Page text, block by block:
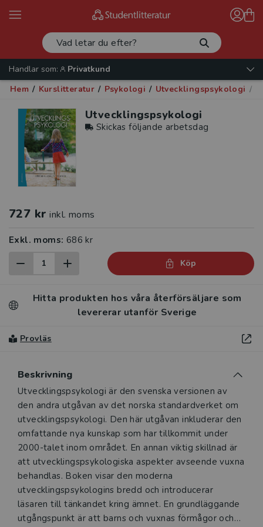
Handlar som:
Privatkund
Hem / Kurslitteratur / Psykologi / Utvecklingspsykologi /
Utvecklingspsykologi
Skickas följande arbetsdag
727 kr inkl. moms
Exkl. moms: 686 kr
Köp
Hitta produkten hos våra återförsäljare som
levererar utanför Sverige
Provläs
Beskrivning
Beskrivning
Utvecklingspsykologi är den svenska versionen av
den andra utgåvan av det norska standardverket om
utvecklingspsykologi. Den här utgåvan inkluderar den
omfattande nya kunskap som har tillkommit under
2000-talet inom området. En annan viktig skillnad är
att utvecklingspsykologiska aspekter avseende vuxna
behandlas. Boken visar den moderna
utvecklingspsykologins bredd och introducerar
läsaren till tänkandet kring ämnet. En grundläggande
utgångspunkt är att barns och vuxnas förmågor och